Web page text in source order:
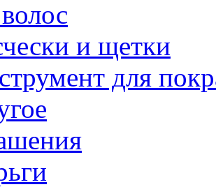
и щетки
для